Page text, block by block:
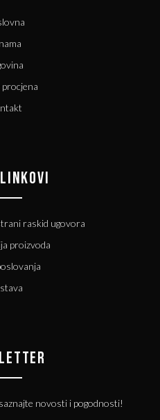
raskid ugovora
proizvoda
novosti i pogodnosti!